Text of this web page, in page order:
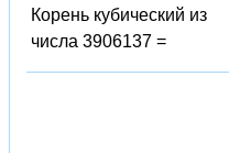
Корень кубический из
числа 3906137 =